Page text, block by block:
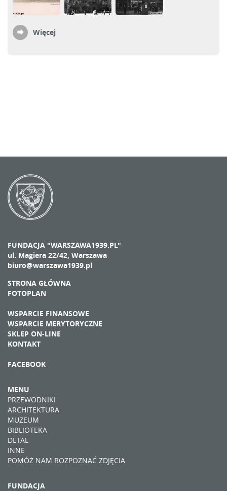
Więcej
FUNDACJA "WARSZAWA1939.PL"
ul. Magiera 22/42, Warszawa
biuro@warszawa1939.pl
STRONA GŁÓWNA
FOTOPLAN
WSPARCIE FINANSOWE
WSPARCIE MERYTORYCZNE
SKLEP ON-LINE
KONTAKT
FACEBOOK
MENU
PRZEWODNIKI
ARCHITEKTURA
MUZEUM
BIBLIOTEKA
DETAL
INNE
POMÓŻ NAM ROZPOZNAĆ ZDJĘCIA
FUNDACJA